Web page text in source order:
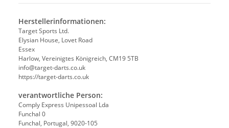
Herstellerinformationen:
Target Sports Ltd.
Elysian House, Lovet Road
Essex
Harlow, Vereinigtes Königreich, CM19 5TB
info@target-darts.co.uk
https://target-darts.co.uk
verantwortliche Person:
Comply Express Unipessoal Lda
Funchal 0
Funchal, Portugal, 9020-105